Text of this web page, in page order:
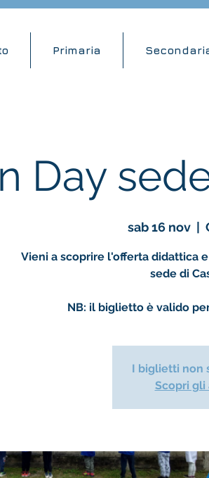
Primaria
Day
sab 16 nov
Vieni a scoprire l'offerta didattica
sede di
NB: il biglietto è valido
I biglietti non
Scopri